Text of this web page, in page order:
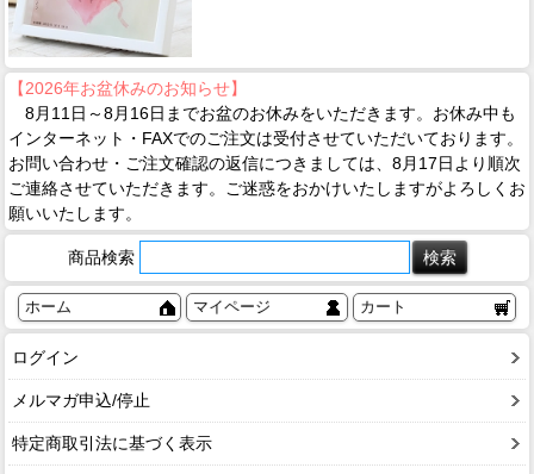
【2026年お盆休みのお知らせ】
8月11日～8月16日までお盆のお休みをいただきます。お休み中も
インターネット・FAXでのご注文は受付させていただいております。
お問い合わせ・ご注文確認の返信につきましては、8月17日より順次
ご連絡させていただきます。ご迷惑をおかけいたしますがよろしくお
願いいたします。
商品検索
ホーム マイページ カート
ログイン
メルマガ申込/停止
特定商取引法に基づく表示